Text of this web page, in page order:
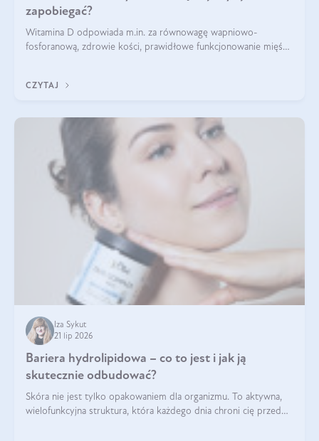
zapobiegać?
Witamina D odpowiada m.in. za równowagę wapniowo-
fosforanową, zdrowie kości, prawidłowe funkcjonowanie mięśni
problemem.
CZYTAJ
Iza Sykut
21 lip 2026
Bariera hydrolipidowa – co to jest i jak ją
skutecznie odbudować?
Skóra nie jest tylko opakowaniem dla organizmu. To aktywna,
wielofunkcyjna struktura, która każdego dnia chroni cię przed